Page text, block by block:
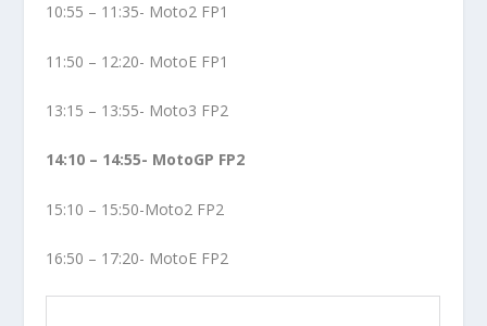
10:55 – 11:35- Moto2 FP1
11:50 – 12:20- MotoE FP1
13:15 – 13:55- Moto3 FP2
14:10 – 14:55- MotoGP FP2
15:10 – 15:50-Moto2 FP2
16:50 – 17:20- MotoE FP2